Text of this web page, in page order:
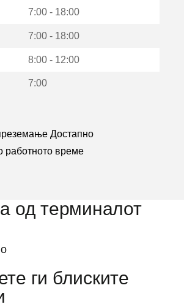
7:00 - 18:00
7:00 - 18:00
8:00 - 12:00
7:00
Достапно
работното време
од терминалот
ги блиските